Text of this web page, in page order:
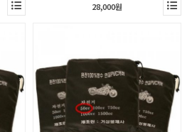
28,000원